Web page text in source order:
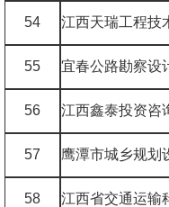
54 江西天瑞工程技
55 宜春公路勘察设
56 江西鑫泰投资咨
57 鹰潭市城乡规划
58 江西省交通运输